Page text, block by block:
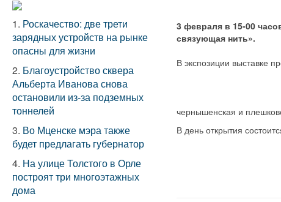
3 февраля в 15-00
связующая нить».
В экспозиции выставке
чернышенская и
В день открытия
1. Роскачество: две трети
зарядных устройств на рынке
опасны для жизни
2. Благоустройство сквера
Альберта Иванова снова
остановили из-за подземных
тоннелей
3. Во Мценске мэра также
будет предлагать губернатор
4. На улице Толстого в Орле
построят три многоэтажных
дома